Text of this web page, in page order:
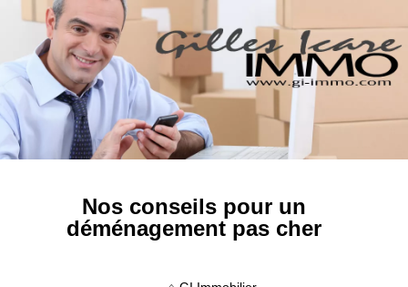
Nos conseils pour un
déménagement pas cher